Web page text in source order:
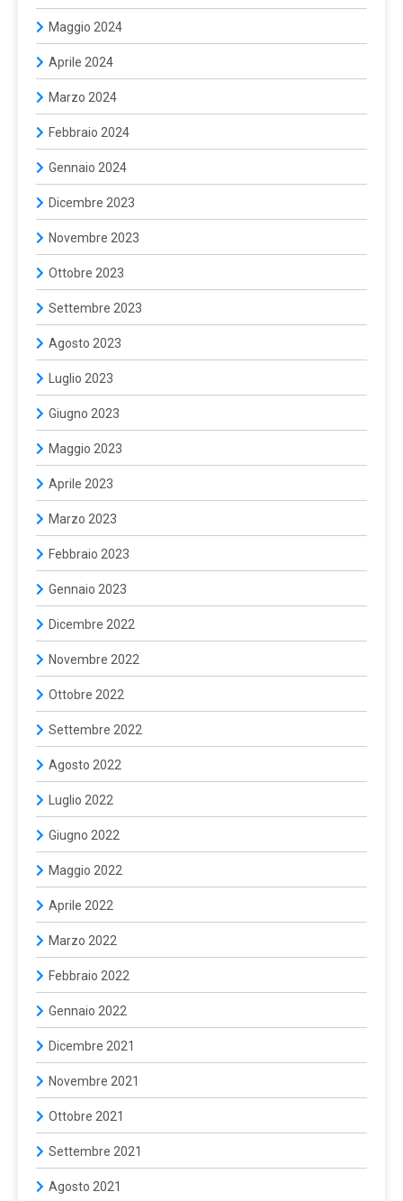
Maggio 2024
Aprile 2024
Marzo 2024
Febbraio 2024
Gennaio 2024
Dicembre 2023
Novembre 2023
Ottobre 2023
Settembre 2023
Agosto 2023
Luglio 2023
Giugno 2023
Maggio 2023
Aprile 2023
Marzo 2023
Febbraio 2023
Gennaio 2023
Dicembre 2022
Novembre 2022
Ottobre 2022
Settembre 2022
Agosto 2022
Luglio 2022
Giugno 2022
Maggio 2022
Aprile 2022
Marzo 2022
Febbraio 2022
Gennaio 2022
Dicembre 2021
Novembre 2021
Ottobre 2021
Settembre 2021
Agosto 2021